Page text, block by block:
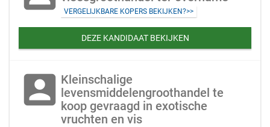
VERGELIJKBARE KOPERS BEKIJKEN?>>
DEZE KANDIDAAT BEKIJKEN
account_box Kleinschalige
levensmiddelengroothandel te
koop gevraagd in exotische
vruchten en vis